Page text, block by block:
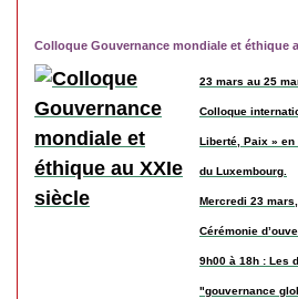
Colloque Gouvernance mondiale et éthique
23 mars au 25
Colloque
Liberté, Paix » en
du Luxembourg.
Mercredi 23
Cérémonie
9h00 à 18h : Les
"gouvernance